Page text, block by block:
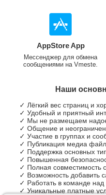
AppStore App
Мессенджер для обмена
сообщениями на Vmeste.
Наши
✓ Лёгкий вес страниц и
✓ Удобный и приятный
✓ Мы не размещаем
✓ Общение и
✓ Участие в группах и
✓ Публикация медиа
✓ Поддержка основных
✓ Повышенная
✓ Полная совместимость
✓ Возможность добавить
✓ Работать в команде
✓ Уникальные платные